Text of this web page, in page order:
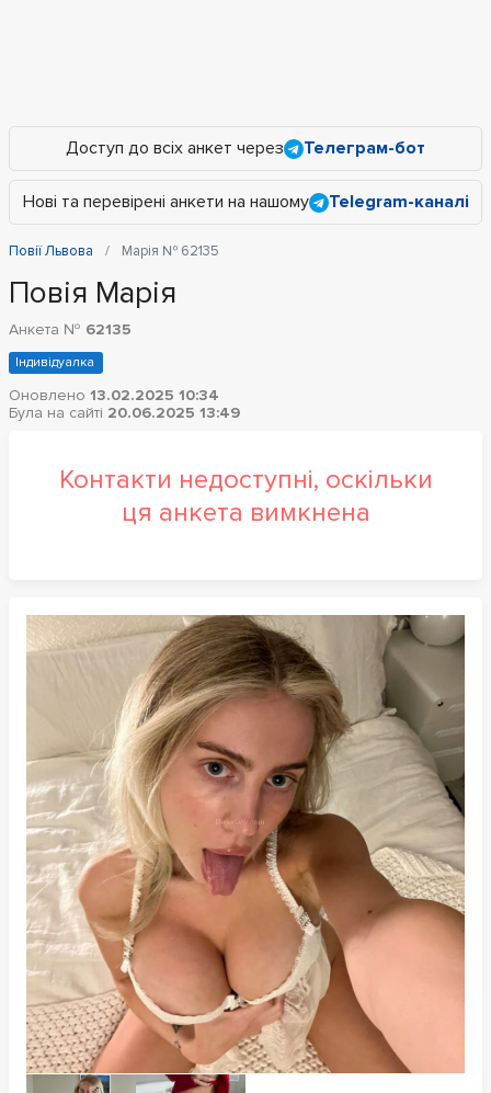
Доступ до всіх анкет через Телеграм-бот
Нові та перевірені анкети на нашому Telegram-каналі
Повії Львова Марія № 62135
Повія Марія
Анкета № 62135
Індивідуалка
Оновлено 13.02.2025 10:34
Була на сайті 20.06.2025 13:49
Контакти недоступні, оскільки
ця анкета вимкнена